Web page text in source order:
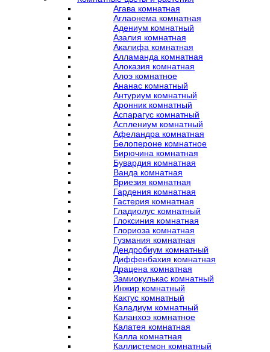
Агава комнатная
Аглаонема комнатная
Адениум комнатный
Азалия комнатная
Акалифа комнатная
Алламанда комнатная
Алоказия комнатная
Алоэ комнатное
Ананас комнатный
Антуриум комнатный
Аронник комнатный
Аспарагус комнатный
Асплениум комнатный
Афеландра комнатная
Белопероне комнатное
Бирючина комнатная
Бувардия комнатная
Ванда комнатная
Вриезия комнатная
Гардения комнатная
Гастерия комнатная
Гладиолус комнатный
Глоксиния комнатная
Глориоза комнатная
Гузмания комнатная
Дендробиум комнатный
Диффенбахия комнатная
Драцена комнатная
Замиокулькас комнатный
Инжир комнатный
Кактус комнатный
Каладиум комнатный
Каланхоэ комнатное
Калатея комнатная
Калла комнатная
Каллистемон комнатный